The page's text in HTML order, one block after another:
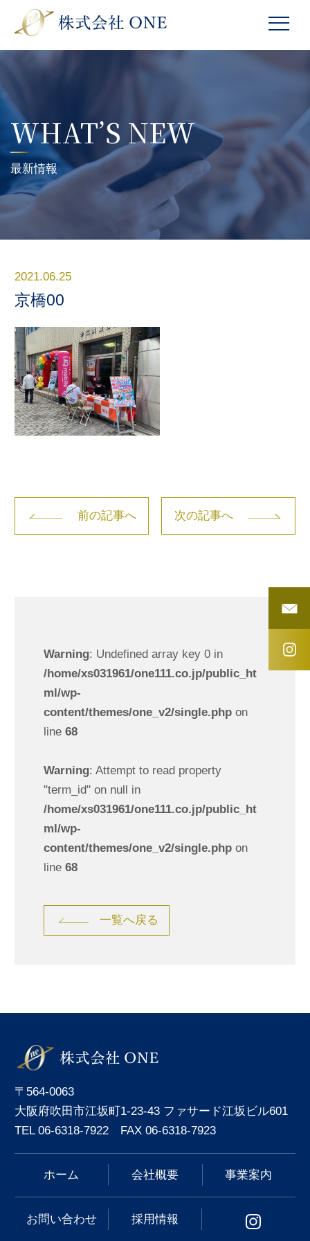
WHAT’S NEW
最新情報
2021.06.25
京橋00
前の記事へ 次の記事へ
Warning: Undefined array key 0 in
/home/xs031961/one111.co.jp/public_ht
ml/wp-
content/themes/one_v2/single.phpon
line 68
Warning: Attempt to read property
"term_id" on null in
/home/xs031961/one111.co.jp/public_ht
ml/wp-
content/themes/one_v2/single.phpon
line 68
一覧へ戻る
〒564-0063
大阪府吹田市江坂町1-23-43 ファサード江坂ビル601
TEL 06-6318-7922 FAX 06-6318-7923
ホーム 会社概要 事業案内
お問い合わせ 採用情報